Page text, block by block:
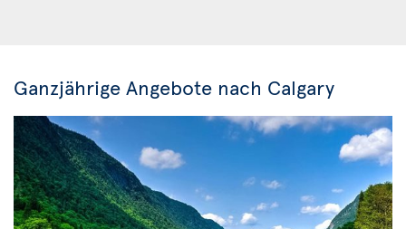
Ganzjährige Angebote nach Calgary